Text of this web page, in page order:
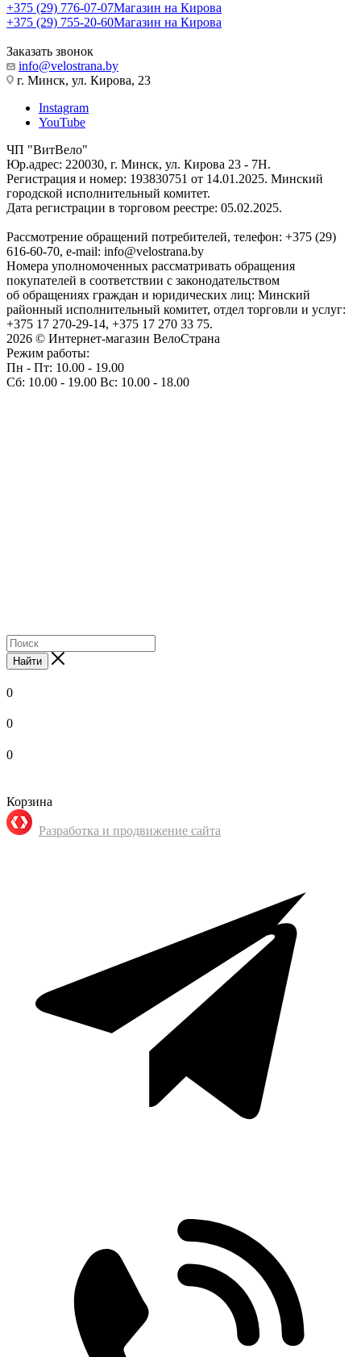
+375 (29) 776-07-07Магазин на Кирова
+375 (29) 755-20-60Магазин на Кирова
Заказать звонок
info@velostrana.by
г. Минск, ул. Кирова, 23
Instagram
YouTube
ЧП "ВитВело"
Юр.адрес: 220030, г. Минск, ул. Кирова 23 - 7Н.
Регистрация и номер: 193830751 от 14.01.2025. Минский
городской исполнительный комитет.
Дата регистрации в торговом реестре: 05.02.2025.
Рассмотрение обращений потребителей, телефон: +375 (29)
616-60-70, e-mail: info@velostrana.by
Номера уполномоченных рассматривать обращения
покупателей в соответствии с законодательством
об обращениях граждан и юридических лиц: Минский
районный исполнительный комитет, отдел торговли и услуг:
+375 17 270-29-14, +375 17 270 33 75.
2026 © Интернет-магазин ВелоСтрана
Режим работы:
Пн - Пт: 10.00 - 19.00
Сб: 10.00 - 19.00 Вс: 10.00 - 18.00
Найти
0
0
0
Корзина
Разработка и продвижение сайта